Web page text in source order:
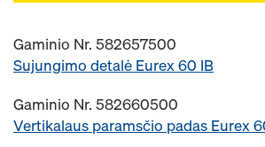
Gaminio Nr. 582657500
Sujungimo detalė Eurex 60 IB
Gaminio Nr. 582660500
Vertikalaus paramsčio padas Eurex